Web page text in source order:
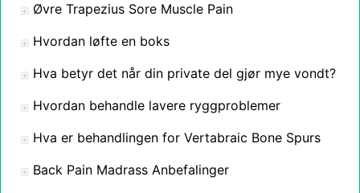
Øvre Trapezius Sore Muscle Pain
Hvordan løfte en boks
Hva betyr det når din private del gjør mye vondt?
Hvordan behandle lavere ryggproblemer
Hva er behandlingen for Vertabraic Bone Spurs
Back Pain Madrass Anbefalinger